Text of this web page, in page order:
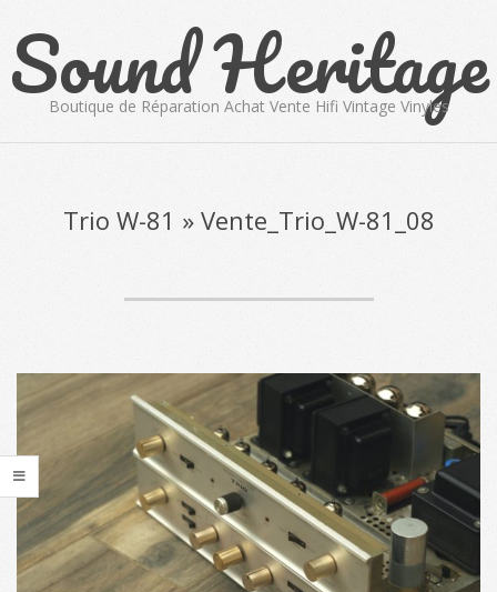
content
Sound Heritage
Boutique de Réparation Achat Vente Hifi Vintage Vinyles
Trio W-81 » Vente_Trio_W-81_08